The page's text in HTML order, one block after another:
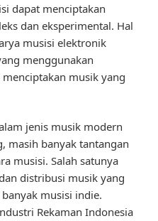
dapat menciptakan
dan eksperimental. Hal
musisi elektronik
menggunakan
musik yang
jenis musik modern
masih banyak tantangan
musisi. Salah satunya
distribusi musik yang
musisi indie.
Rekaman Indonesia